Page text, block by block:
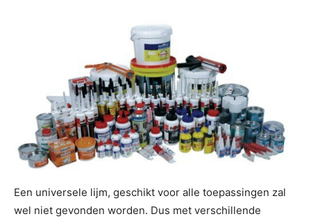
Een universele lijm, geschikt voor alle toepassingen zal
wel niet gevonden worden. Dus met verschillende